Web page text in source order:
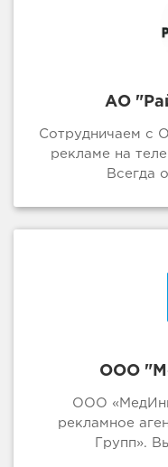
АО
Сотрудничаем с
рекламе на
Всегда
ООО
ООО
рекламное
Групп».